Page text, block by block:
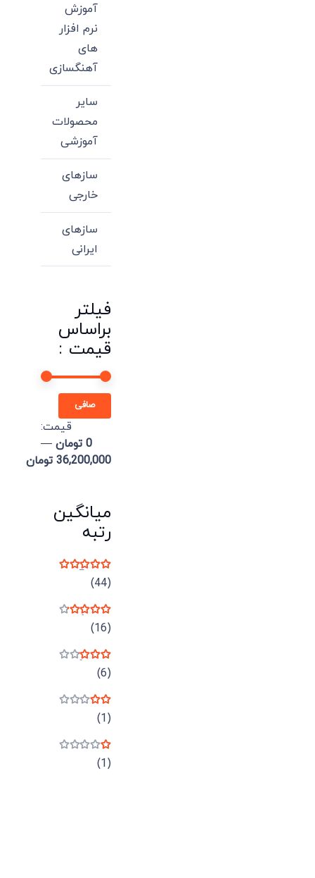
آموزش
نرم افزار
های
آهنگسازی
سایر
محصولات
آموزشی
سازهای
خارجی
سازهای
ایرانی
فیلتر
براساس
قیمت :
صافی
قيمت:
0 تومان
—
36,200,000 تومان
میانگین
رتبه
نمره
(44)
نمره(16)
نمره(6)
نمره(1)
نمره(1)